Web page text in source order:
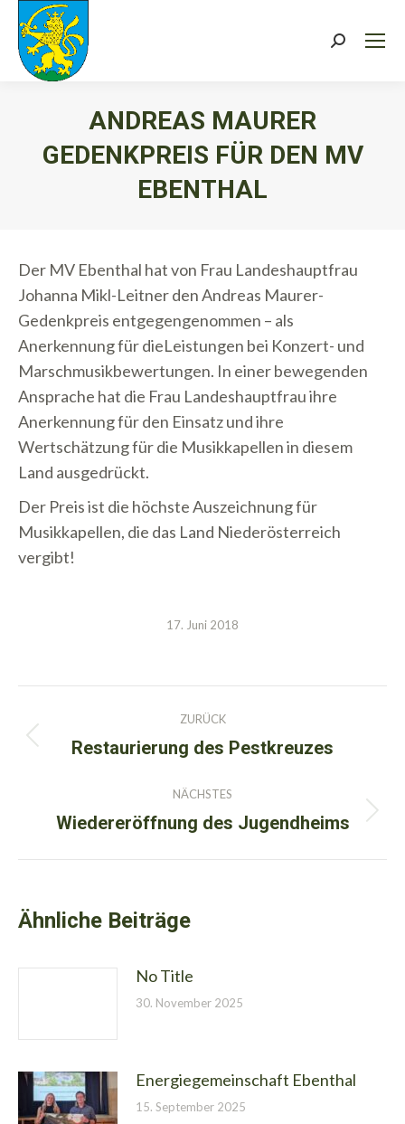
Search:
ANDREAS MAURER
GEDENKPREIS FÜR DEN MV
EBENTHAL
Der MV Ebenthal hat von Frau Landeshauptfrau
Johanna Mikl-Leitner den Andreas Maurer-
Gedenkpreis entgegengenommen – als
Anerkennung für dieLeistungen bei Konzert- und
Marschmusikbewertungen. In einer bewegenden
Ansprache hat die Frau Landeshauptfrau ihre
Anerkennung für den Einsatz und ihre
Wertschätzung für die Musikkapellen in diesem
Land ausgedrückt.
Der Preis ist die höchste Auszeichnung für
Musikkapellen, die das Land Niederösterreich
vergibt!
17. Juni 2018
Kommentarnavigation
ZURÜCK
Vorheriger
Restaurierung des Pestkreuzes
NÄCHSTES
Nächster
Wiedereröffnung des Jugendheims
Ähnliche Beiträge
No Title
30. November 2025
Energiegemeinschaft Ebenthal
15. September 2025